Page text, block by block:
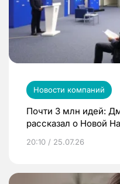
Новости компаний
Почти 3 млн идей:
рассказал о Новой
20:10 / 25.07.26